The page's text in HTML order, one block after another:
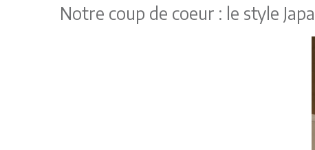
Notre coup de coeur : le style